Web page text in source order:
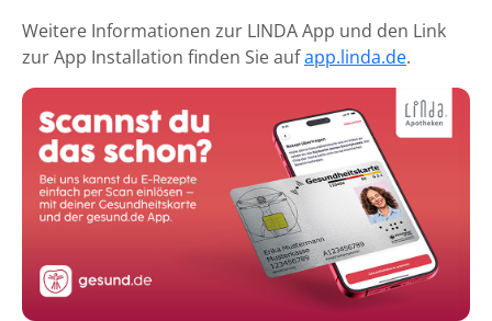
Weitere Informationen zur LINDA App und den Link
zur App Installation finden Sie aufapp.linda.de.